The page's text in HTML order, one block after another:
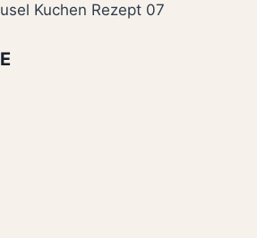
Kuchen Rezept 07